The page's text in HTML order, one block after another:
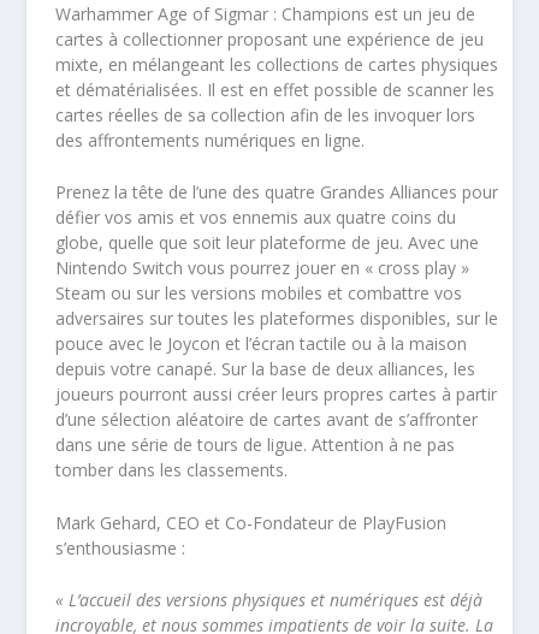
Warhammer Age of Sigmar : Champions est un jeu de
cartes à collectionner proposant une expérience de jeu
mixte, en mélangeant les collections de cartes physiques
et dématérialisées. Il est en effet possible de scanner les
cartes réelles de sa collection afin de les invoquer lors
des affrontements numériques en ligne.
Prenez la tête de l’une des quatre Grandes Alliances pour
défier vos amis et vos ennemis aux quatre coins du
globe, quelle que soit leur plateforme de jeu. Avec une
Nintendo Switch vous pourrez jouer en « cross play »
Steam ou sur les versions mobiles et combattre vos
adversaires sur toutes les plateformes disponibles, sur le
pouce avec le Joycon et l’écran tactile ou à la maison
depuis votre canapé. Sur la base de deux alliances, les
joueurs pourront aussi créer leurs propres cartes à partir
d’une sélection aléatoire de cartes avant de s’affronter
dans une série de tours de ligue. Attention à ne pas
tomber dans les classements.
Mark Gehard, CEO et Co-Fondateur de PlayFusion
s’enthousiasme :
« L’accueil des versions physiques et numériques est déjà
incroyable, et nous sommes impatients de voir la suite. La